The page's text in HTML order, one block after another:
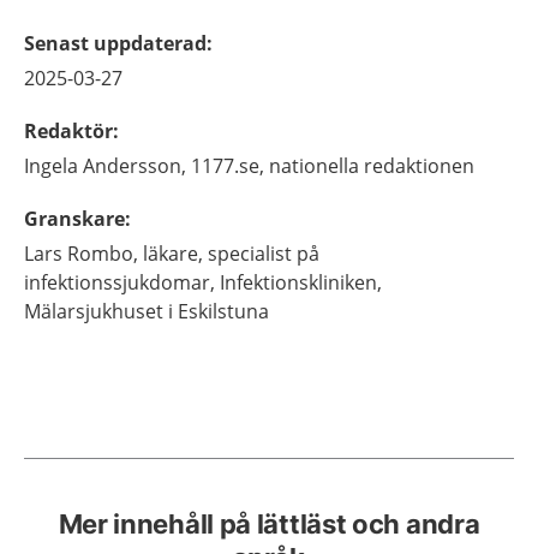
Senast uppdaterad:
2025-03-27
Redaktör:
Ingela Andersson, 1177.se, nationella redaktionen
Granskare:
Lars Rombo, läkare, specialist på
infektionssjukdomar, Infektionskliniken,
Mälarsjukhuset i Eskilstuna
Mer innehåll på lättläst och andra